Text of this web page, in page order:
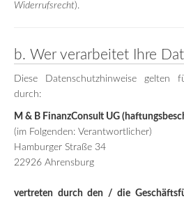
Widerrufsrecht).
b. Wer verarbeitet Ihre
Diese Datenschutzhinweise gelten
durch:
M & B FinanzConsult UG
(im Folgenden: Verantwortlicher)
Hamburger Straße 34
22926 Ahrensburg
vertreten durch den / die